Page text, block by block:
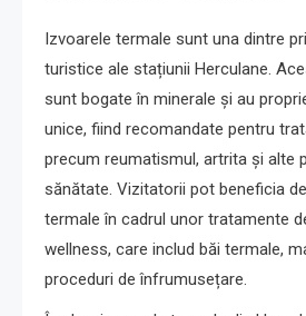
Izvoarele termale sunt una dintre
turistice ale stațiunii Herculane.
sunt bogate în minerale și au
unice, fiind recomandate pentru
precum reumatismul, artrita și alte
sănătate. Vizitatorii pot beneficia
termale în cadrul unor tratamente
wellness, care includ băi termale,
proceduri de înfrumusețare.